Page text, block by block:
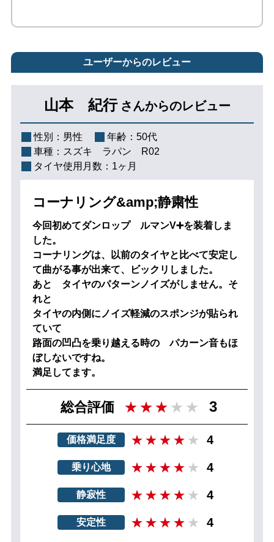
ユーザーからのレビュー
山本 紀行 さんからのレビュー
性別： 男性 年齢： 50代
車種： スズキ ラパン R02
タイヤ使用月数： 1ヶ月
コーナリング&amp;静粛性
今回初めてダンロップ ルマンV➕を装着しま
した。
コーナリングは、以前のタイヤと比べて安定し
て曲がる事が出来て、ビックリしました。
あと タイヤのパターンノイズがしません。そ
れと
タイヤの内側にノイズ軽減のスポンジが貼られ
ていて
路面の凹凸を乗り越える時の パカーン音もほ
ぼしないですね。
満足してます。
総合評価 3
価格満足度 4
乗り心地 4
静寂性 4
安定性 4